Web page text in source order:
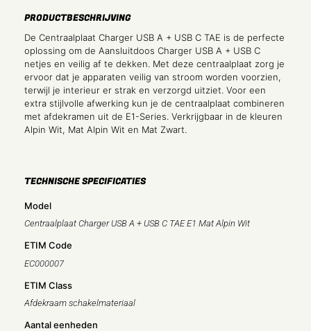
PRODUCTBESCHRIJVING
De Centraalplaat Charger USB A + USB C TAE is de perfecte
oplossing om de Aansluitdoos Charger USB A + USB C
netjes en veilig af te dekken. Met deze centraalplaat zorg je
ervoor dat je apparaten veilig van stroom worden voorzien,
terwijl je interieur er strak en verzorgd uitziet. Voor een
extra stijlvolle afwerking kun je de centraalplaat combineren
met afdekramen uit de E1-Series. Verkrijgbaar in de kleuren
Alpin Wit, Mat Alpin Wit en Mat Zwart.
TECHNISCHE SPECIFICATIES
Model
Centraalplaat Charger USB A + USB C TAE E1 Mat Alpin Wit
ETIM Code
EC000007
ETIM Class
Afdekraam schakelmateriaal
Aantal eenheden